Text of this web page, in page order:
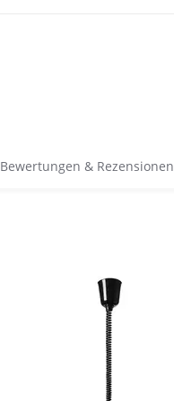
Bewertungen & Rezensionen